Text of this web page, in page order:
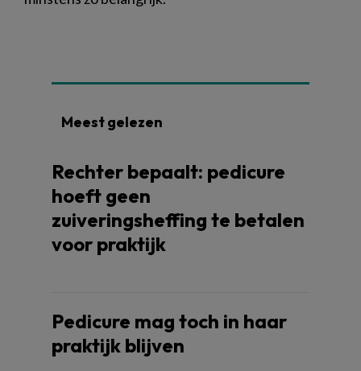
Meest gelezen
Rechter bepaalt: pedicure
hoeft geen
zuiveringsheffing te betalen
voor praktijk
Pedicure mag toch in haar
praktijk blijven